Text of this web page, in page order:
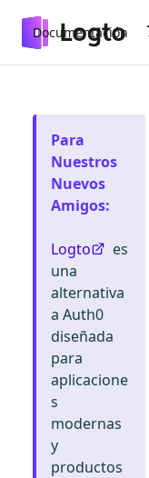
Documentación
Para
Nuestros
Nuevos
Amigos:
Logto
es
una
alternativa
a Auth0
diseñada
para
aplicacione
s
modernas
y
productos